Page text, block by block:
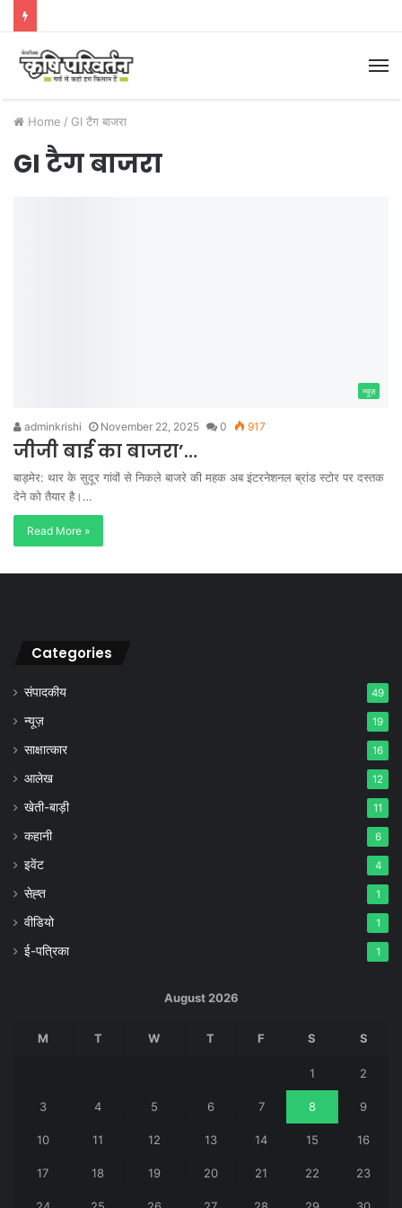
Home / GI टैग बाजरा
GI टैग बाजरा
न्यूज़
adminkrishi November 22, 2025 0 917
जीजी बाई का बाजरा’…
बाड़मेर: थार के सुदूर गांवों से निकले बाजरे की महक अब इंटरनेशनल ब्रांड स्टोर पर दस्तक
देने को तैयार है।…
Read More »
Categories
संपादकीय 49
न्यूज़ 19
साक्षात्कार 16
आलेख 12
खेती-बाड़ी 11
कहानी 6
इवेंट 4
सेह्त 1
वीडियो 1
ई-पत्रिका 1
August 2026
M T W T F S S
1 2
3 4 5 6 7 8 9
10 11 12 13 14 15 16
17 18 19 20 21 22 23